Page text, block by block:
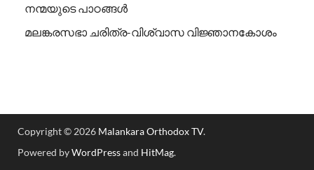
നന്മയുടെ പാഠങ്ങള്‍
മലങ്കരസഭാ ചരിത്ര-വിശ്വാസ വിജ്ഞാനകോശം
Copyright © 2026 Malankara Orthodox TV.
Powered byWordPressand HitMag.